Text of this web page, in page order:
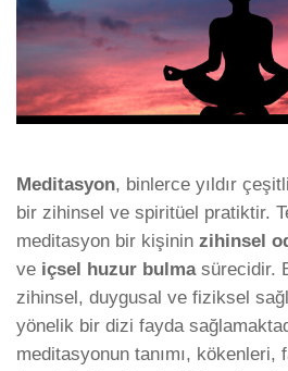
Meditasyon, binlerce yıldır
bir zihinsel ve spiritüel pratiktir.
meditasyon bir kişinin zihinsel
ve içsel huzur bulma sürecidir.
zihinsel, duygusal ve fiziksel
yönelik bir dizi fayda
meditasyonun tanımı, kökenleri,